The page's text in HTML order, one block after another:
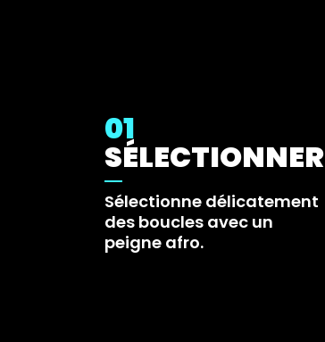
SÉLECTIONNER
01
Sélectionne délicatement
des boucles avec un
peigne afro.